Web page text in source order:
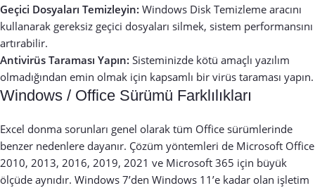
Geçici Dosyaları Temizleyin: Windows Disk Temizleme aracını
kullanarak gereksiz geçici dosyaları silmek, sistem performansını
artırabilir.
Antivirüs Taraması Yapın: Sisteminizde kötü amaçlı yazılım
olmadığından emin olmak için kapsamlı bir virüs taraması yapın.
Windows / Office Sürümü Farklılıkları
Excel donma sorunları genel olarak tüm Office sürümlerinde
benzer nedenlere dayanır. Çözüm yöntemleri de Microsoft Office
2010, 2013, 2016, 2019, 2021 ve Microsoft 365 için büyük
ölçüde aynıdır. Windows 7’den Windows 11’e kadar olan işletim